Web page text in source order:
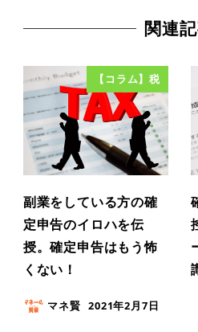
関連
【コラム】税
副業をしている方の確
定申告のイロハを伝
授。確定申告はもう怖
くない！
マネ賢 2021年2月7日